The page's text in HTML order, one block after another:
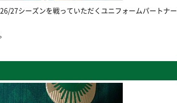
27シーズンを戦っていただくユニフォームパートナー